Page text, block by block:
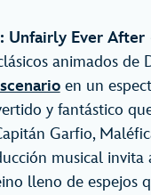
Unfairly Ever After
animados de
en un
y fantástico
Garfio,
musical invita
lleno de espejos